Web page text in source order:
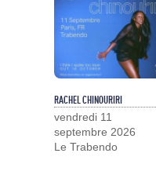
RACHEL CHINOURIRI
vendredi 11
septembre 2026
Le Trabendo